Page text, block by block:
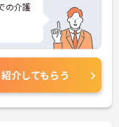
の介護
湖山医
ます◎
紹介してもらう